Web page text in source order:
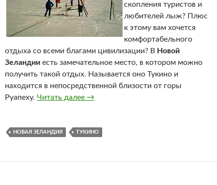
скопления туристов и
любителей лыж? Плюс
к этому вам хочется
комфортабельного
отдыха со всеми благами цивилизации? В Новой
Зеландии есть замечательное место, в котором можно
получить такой отдых. Называется оно Тукино и
находится в непосредственной близости от горы
Руапеху. Читать далее Тукино
→
НОВАЯ ЗЕЛАНДИЯ ТУКИНО